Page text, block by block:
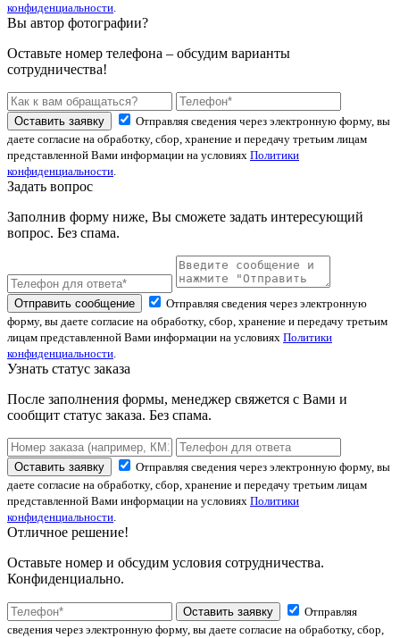
конфиденциальности.
Вы автор фотографии?
Оставьте номер телефона – обсудим варианты
сотрудничества!
Оставить заявку
Отправляя сведения через электронную форму, вы
даете согласие на обработку, сбор, хранение и передачу третьим лицам
представленной Вами информации на условиях Политики
конфиденциальности.
Задать вопрос
Заполнив форму ниже, Вы сможете задать интересующий
вопрос. Без спама.
Отправить сообщение
Отправляя сведения через электронную
форму, вы даете согласие на обработку, сбор, хранение и передачу третьим
лицам представленной Вами информации на условиях Политики
конфиденциальности.
Узнать статус заказа
После заполнения формы, менеджер свяжется с Вами и
сообщит статус заказа. Без спама.
Оставить заявку
Отправляя сведения через электронную форму, вы
даете согласие на обработку, сбор, хранение и передачу третьим лицам
представленной Вами информации на условиях Политики
конфиденциальности.
Отличное решение!
Оставьте номер и обсудим условия сотрудничества.
Конфиденциально.
Оставить заявку
Отправляя
сведения через электронную форму, вы даете согласие на обработку, сбор,